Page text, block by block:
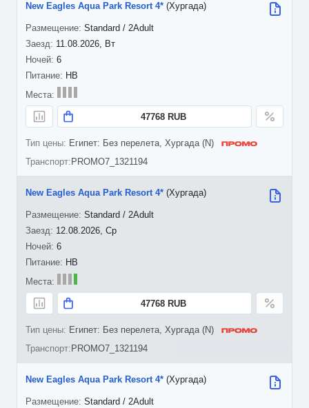
11.08.2026, Вт
6
New Eagles Aqua Park Resort 4* (Хургада)
Standard / 2Adult
HB
47768 RUB
Египет: Без перелета, Хургада (N)
PROMO7_1321194
12.08.2026, Ср
6
New Eagles Aqua Park Resort 4* (Хургада)
Standard / 2Adult
HB
47768 RUB
Египет: Без перелета, Хургада (N)
PROMO7_1321194
New Eagles Aqua Park Resort 4* (Хургада)
Standard / 2Adult